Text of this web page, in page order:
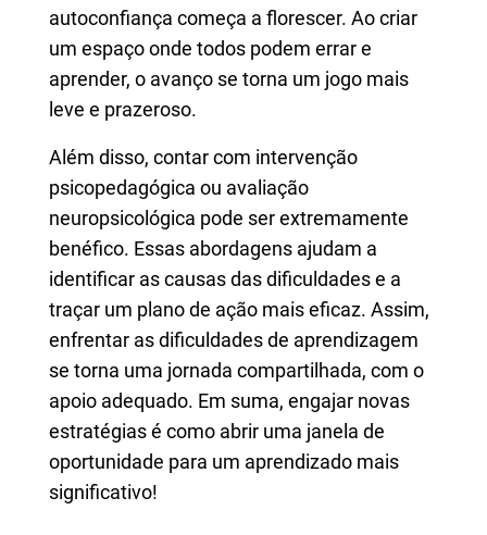
autoconfiança começa a florescer. Ao criar
um espaço onde todos podem errar e
aprender, o avanço se torna um jogo mais
leve e prazeroso.
Além disso, contar com intervenção
psicopedagógica ou avaliação
neuropsicológica pode ser extremamente
benéfico. Essas abordagens ajudam a
identificar as causas das dificuldades e a
traçar um plano de ação mais eficaz. Assim,
enfrentar as dificuldades de aprendizagem
se torna uma jornada compartilhada, com o
apoio adequado. Em suma, engajar novas
estratégias é como abrir uma janela de
oportunidade para um aprendizado mais
significativo!